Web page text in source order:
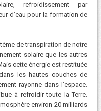
refroidissement par
d’eau pour la formation de
de transpiration de notre
solaire que les autres
cette énergie est restituée
les hautes couches de
rayonne dans l’espace.
à refroidir toute la Terre.
environ 20 milliards